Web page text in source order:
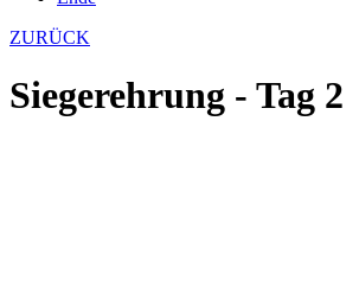
ZURÜCK
Siegerehrung - Tag 2